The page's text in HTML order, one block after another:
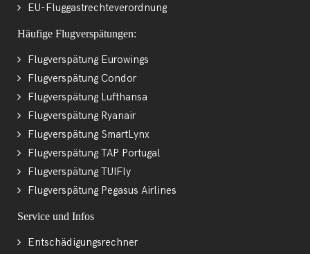
EU-Fluggastrechteverordnung
Häufige Flugverspätungen:
Flugverspätung Eurowings
Flugverspätung Condor
Flugverspätung Lufthansa
Flugverspätung Ryanair
Flugverspätung SmartLynx
Flugverspätung TAP Portugal
Flugverspätung TUIFly
Flugverspätung Pegasus Airlines
Service und Infos
Entschädigungsrechner